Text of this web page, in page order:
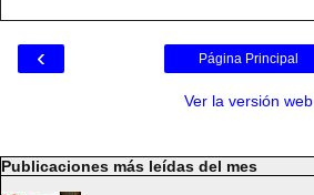
‹ Página Principal
Ver la versión web
Publicaciones más leídas del mes